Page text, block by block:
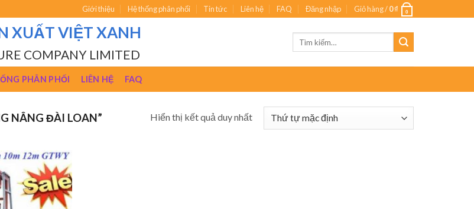
Giới thiệu Hệ thống phân phối Tin tức Liên hệ FAQ Đăng nhập Giỏ hàng /0₫ 0
XUẤT VIỆT XANH
COMPANY LIMITED
PHÂN PHỐI LIÊN HỆ FAQ
NÂNG ĐÀI LOAN” Hiển thị kết quả duy nhất